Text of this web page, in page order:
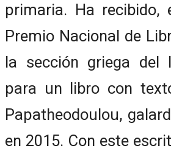
primaria. Ha recibido,
Premio Nacional de
la sección griega del
para un libro con
Papatheodoulou,
en 2015. Con este